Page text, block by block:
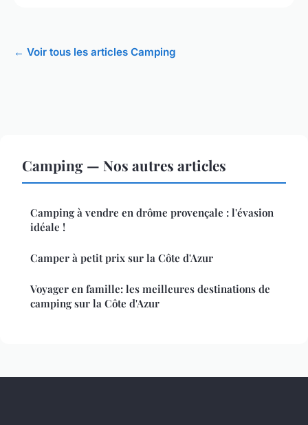
← Voir tous les articles Camping
Camping — Nos autres articles
Camping à vendre en drôme provençale : l'évasion
idéale !
Camper à petit prix sur la Côte d'Azur
Voyager en famille: les meilleures destinations de
camping sur la Côte d'Azur